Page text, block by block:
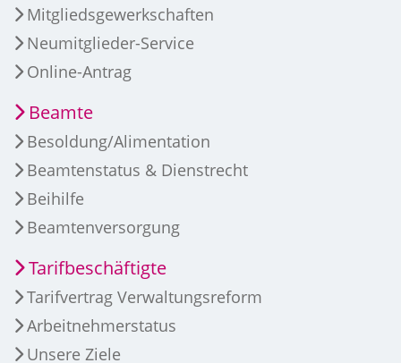
Mitgliedsgewerkschaften
Neumitglieder-Service
Online-Antrag
Beamte
Besoldung/Alimentation
Beamtenstatus & Dienstrecht
Beihilfe
Beamtenversorgung
Tarifbeschäftigte
Tarifvertrag Verwaltungsreform
Arbeitnehmerstatus
Unsere Ziele